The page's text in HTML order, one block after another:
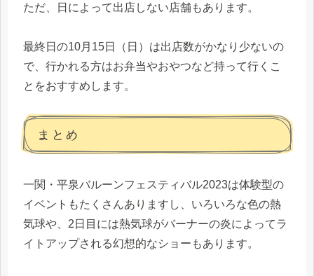
ただ、日によって出店しない店舗もあります。
最終日の10月15日（日）は出店数がかなり少ないの
で、行かれる方はお弁当やおやつなど持って行くこ
とをおすすめします。
まとめ
一関・平泉バルーンフェスティバル2023は体験型の
イベントもたくさんありますし、いろいろな色の熱
気球や、2日目には熱気球がバーナーの炎によってラ
イトアップされる幻想的なショーもあります。